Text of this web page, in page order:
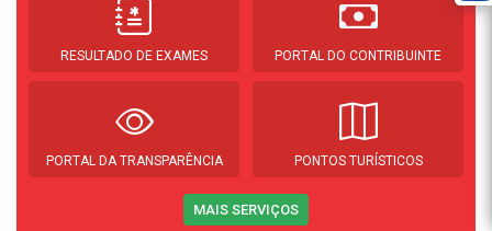
RESULTADO DE EXAMES PORTAL DO CONTRIBUINTE
PORTAL DA TRANSPARÊNCIA PONTOS TURÍSTICOS
MAIS SERVIÇOS